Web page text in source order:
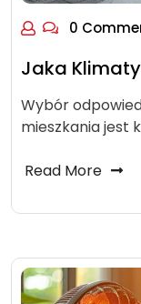
0
Jaka
Wybór
mieszkania jest
Read More